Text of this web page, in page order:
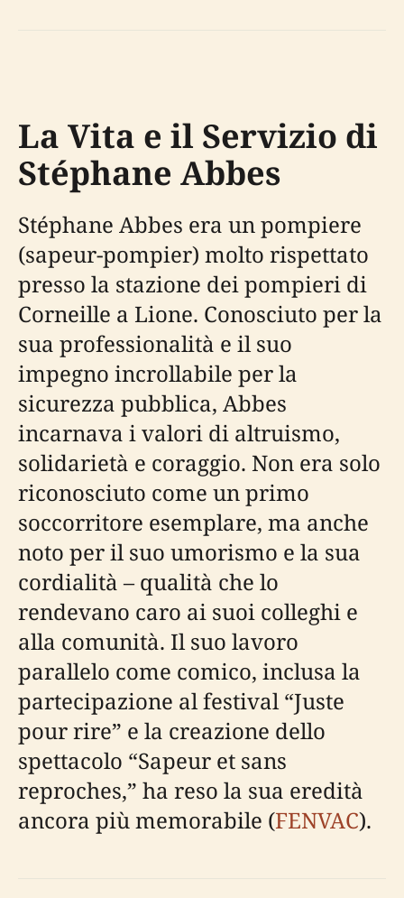
La Vita e il Servizio di
Stéphane Abbes
Stéphane Abbes era un pompiere
(sapeur-pompier) molto rispettato
presso la stazione dei pompieri di
Corneille a Lione. Conosciuto per la
sua professionalità e il suo
impegno incrollabile per la
sicurezza pubblica, Abbes
incarnava i valori di altruismo,
solidarietà e coraggio. Non era solo
riconosciuto come un primo
soccorritore esemplare, ma anche
noto per il suo umorismo e la sua
cordialità – qualità che lo
rendevano caro ai suoi colleghi e
alla comunità. Il suo lavoro
parallelo come comico, inclusa la
partecipazione al festival “Juste
pour rire” e la creazione dello
spettacolo “Sapeur et sans
reproches,” ha reso la sua eredità
ancora più memorabile (FENVAC).